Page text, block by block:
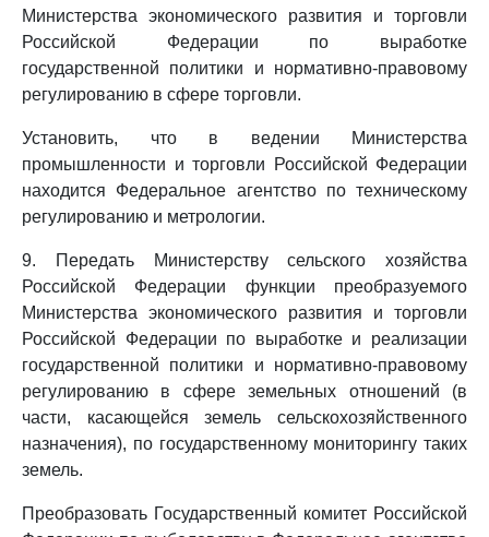
Министерства экономического развития и торговли
Российской Федерации по выработке
государственной политики и нормативно-правовому
регулированию в сфере торговли.
Установить, что в ведении Министерства
промышленности и торговли Российской Федерации
находится Федеральное агентство по техническому
регулированию и метрологии.
9. Передать Министерству сельского хозяйства
Российской Федерации функции преобразуемого
Министерства экономического развития и торговли
Российской Федерации по выработке и реализации
государственной политики и нормативно-правовому
регулированию в сфере земельных отношений (в
части, касающейся земель сельскохозяйственного
назначения), по государственному мониторингу таких
земель.
Преобразовать Государственный комитет Российской